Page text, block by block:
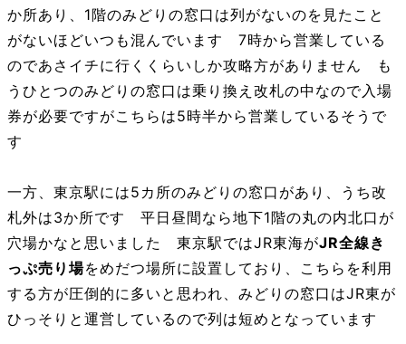
か所あり、1階のみどりの窓口は列がないのを見たこと
がないほどいつも混んでいます 7時から営業している
のであさイチに行くくらいしか攻略方がありません も
うひとつのみどりの窓口は乗り換え改札の中なので入場
券が必要ですがこちらは5時半から営業しているそうで
す
一方、東京駅には5カ所のみどりの窓口があり、うち改
札外は3か所です 平日昼間なら地下1階の丸の内北口が
穴場かなと思いました 東京駅ではJR東海がJR全線き
っぷ売り場をめだつ場所に設置しており、こちらを利用
する方が圧倒的に多いと思われ、みどりの窓口はJR東が
ひっそりと運営しているので列は短めとなっています